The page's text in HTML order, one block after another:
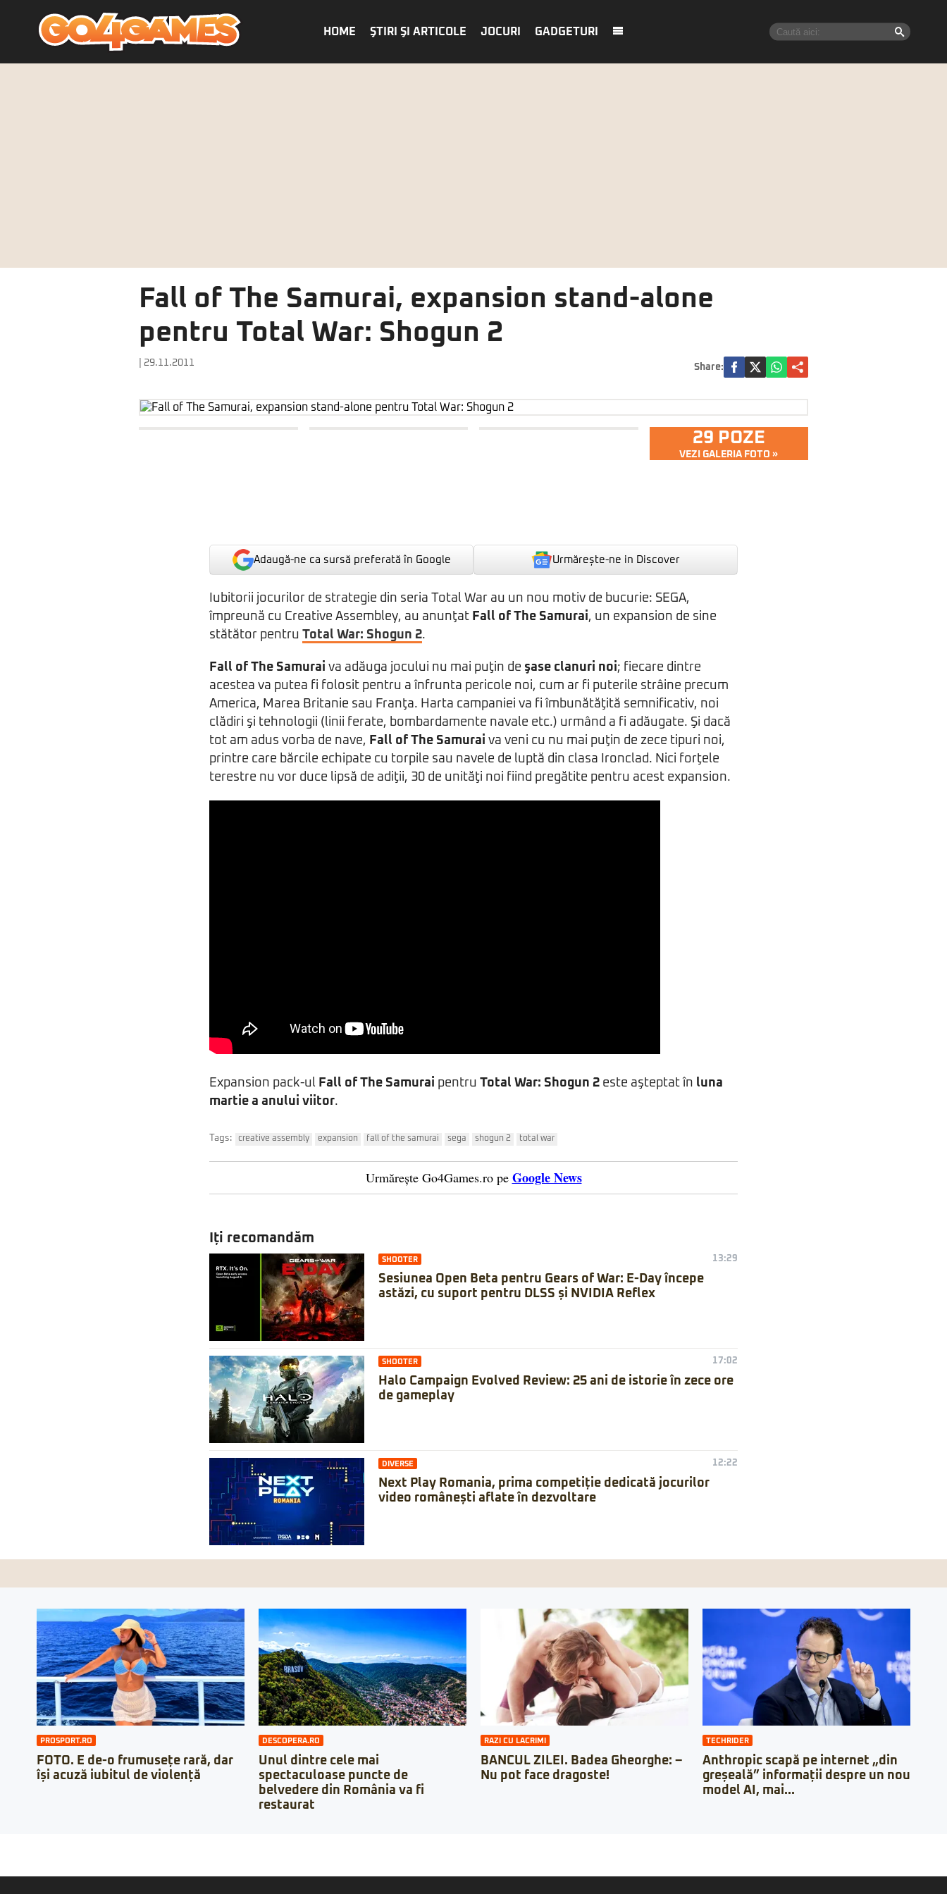
HOME ŞTIRI ŞI ARTICOLE JOCURI GADGETURI
Fall of The Samurai, expansion stand-alone
pentru Total War: Shogun 2
| 29.11.2011 Share:
29 POZE
VEZI GALERIA FOTO »
Adaugă-ne ca sursă preferată în Google Urmărește-ne in Discover
Iubitorii jocurilor de strategie din seria Total War au un nou motiv de bucurie: SEGA,
împreună cu Creative Assembley, au anunţat Fall of The Samurai, un expansion de sine
stătător pentru Total War: Shogun 2.
Fall of The Samurai va adăuga jocului nu mai puţin de şase clanuri noi; fiecare dintre
acestea va putea fi folosit pentru a înfrunta pericole noi, cum ar fi puterile strâine precum
America, Marea Britanie sau Franţa. Harta campaniei va fi îmbunătăţită semnificativ, noi
clădiri şi tehnologii (linii ferate, bombardamente navale etc.) urmând a fi adăugate. Şi dacă
tot am adus vorba de nave, Fall of The Samurai va veni cu nu mai puţin de zece tipuri noi,
printre care bărcile echipate cu torpile sau navele de luptă din clasa Ironclad. Nici forţele
terestre nu vor duce lipsă de adiţii, 30 de unităţi noi fiind pregătite pentru acest expansion.
Expansion pack-ul Fall of The Samurai pentru Total War: Shogun 2 este aşteptat în luna
martie a anului viitor.
Tags: creative assembly expansion fall of the samurai sega shogun 2 total war
Urmărește Go4Games.ro pe Google News
Iți recomandăm
SHOOTER 13:29
Sesiunea Open Beta pentru Gears of War: E-Day începe
astăzi, cu suport pentru DLSS și NVIDIA Reflex
SHOOTER 17:02
Halo Campaign Evolved Review: 25 ani de istorie în zece ore
de gameplay
DIVERSE 12:22
Next Play Romania, prima competiție dedicată jocurilor
video românești aflate în dezvoltare
PROSPORT.RO
FOTO. E de-o frumusețe rară, dar
își acuză iubitul de violență
DESCOPERA.RO
Unul dintre cele mai
spectaculoase puncte de
belvedere din România va fi
restaurat
RAZI CU LACRIMI
BANCUL ZILEI. Badea Gheorghe: –
Nu pot face dragoste!
TECHRIDER
Anthropic scapă pe internet „din
greșeală” informații despre un nou
model AI, mai...